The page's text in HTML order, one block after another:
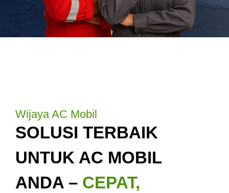
Wijaya AC Mobil
SOLUSI TERBAIK
UNTUK AC MOBIL
ANDA – CEPAT,